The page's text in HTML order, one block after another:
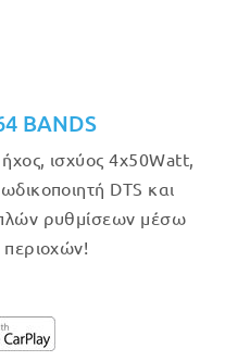
BANDS
ισχύος 4x50Watt,
DTS και
ρυθμίσεων μέσω